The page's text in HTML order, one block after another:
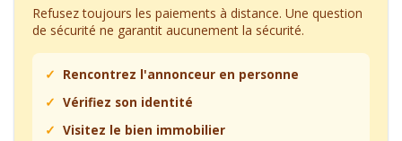
Refusez toujours les paiements à distance. Une question
de sécurité ne garantit aucunement la sécurité.
Rencontrez l'annonceur en personne
Vérifiez son identité
Visitez le bien immobilier